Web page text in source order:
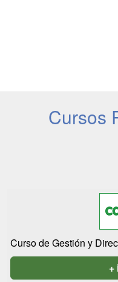
Cursos
Curso de Gestión y
+